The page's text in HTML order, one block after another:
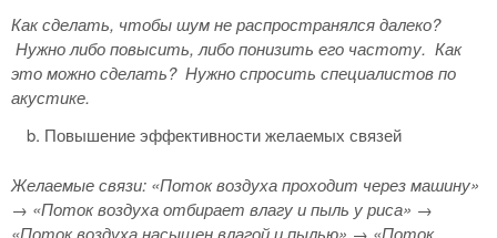
Как сделать, чтобы шум не распространялся далеко?
Нужно либо повысить, либо понизить его частоту. Как
это можно сделать? Нужно спросить специалистов по
акустике.
Повышение эффективности желаемых связей
Желаемые связи: «Поток воздуха проходит через машину»
→ «Поток воздуха отбирает влагу и пыль у риса» →
«Поток воздуха насыщен влагой и пылью» → «Поток